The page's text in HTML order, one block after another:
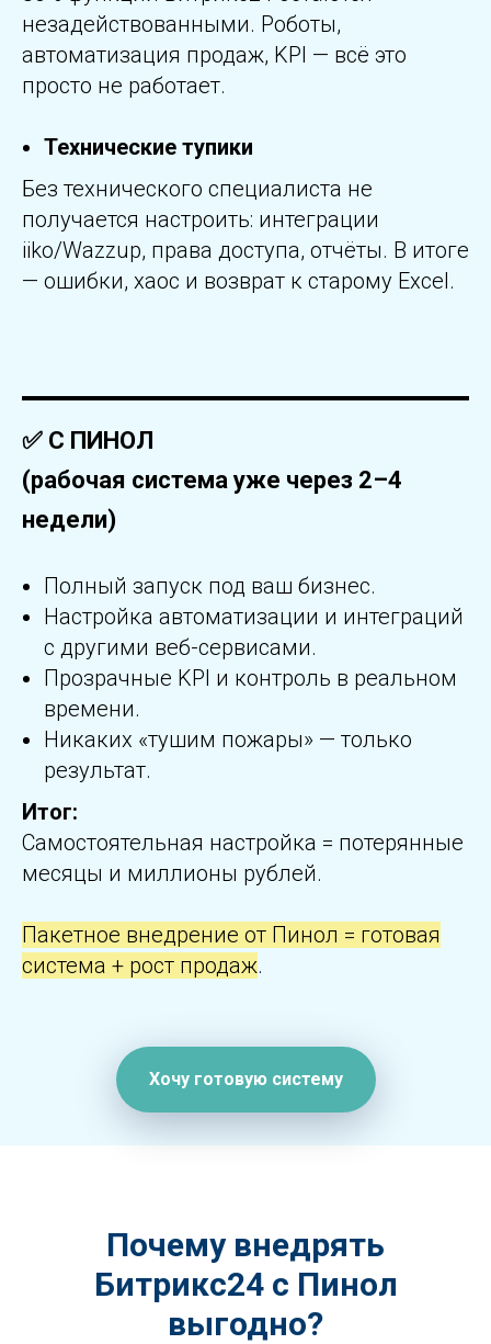
незадействованными. Роботы,
автоматизация продаж, KPI — всё это
просто не работает.
Технические тупики
Без технического специалиста не
получается настроить: интеграции
iiko/Wazzup, права доступа, отчёты. В итоге
— ошибки, хаос и возврат к старому Excel.
✅ С ПИНОЛ
(рабочая система уже через 2–4
недели)
Полный запуск под ваш бизнес.
Настройка автоматизации и интеграций
с другими веб-сервисами.
Прозрачные KPI и контроль в реальном
времени.
Никаких «тушим пожары» — только
результат.
Итог:
Самостоятельная настройка = потерянные
месяцы и миллионы рублей.
Пакетное внедрение от Пинол = готовая
система + рост продаж.
Хочу готовую систему
Почему внедрять
Битрикс24 с Пинол
выгодно?